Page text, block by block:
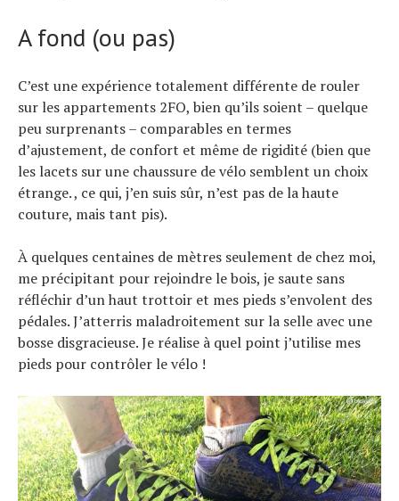
A fond (ou pas)
C’est une expérience totalement différente de rouler
sur les appartements 2FO, bien qu’ils soient – quelque
peu surprenants – comparables en termes
d’ajustement, de confort et même de rigidité (bien que
les lacets sur une chaussure de vélo semblent un choix
étrange. , ce qui, j’en suis sûr, n’est pas de la haute
couture, mais tant pis).
À quelques centaines de mètres seulement de chez moi,
me précipitant pour rejoindre le bois, je saute sans
réfléchir d’un haut trottoir et mes pieds s’envolent des
pédales. J’atterris maladroitement sur la selle avec une
bosse disgracieuse. Je réalise à quel point j’utilise mes
pieds pour contrôler le vélo !